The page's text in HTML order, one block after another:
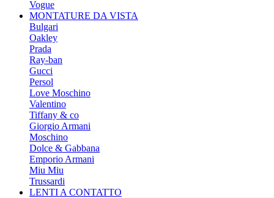
Vogue
MONTATURE DA VISTA
Bulgari
Oakley
Prada
Ray-ban
Gucci
Persol
Love Moschino
Valentino
Tiffany & co
Giorgio Armani
Moschino
Dolce & Gabbana
Emporio Armani
Miu Miu
Trussardi
LENTI A CONTATTO